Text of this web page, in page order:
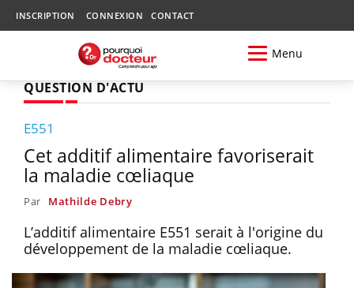
INSCRIPTION CONNEXION CONTACT
Menu
QUESTION D'ACTU
E551
Cet additif alimentaire favoriserait
la maladie cœliaque
Par Mathilde Debry
L’additif alimentaire E551 serait à l'origine du
développement de la maladie cœliaque.